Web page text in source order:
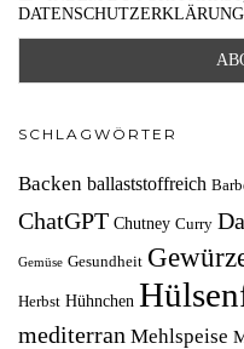
SCHLAGWÖRTER
Backen ballaststoffreich
ChatGPT Chutney Curry
Gemüse Gesundheit
Herbst Hühnchen
mediterran Mehlspeise